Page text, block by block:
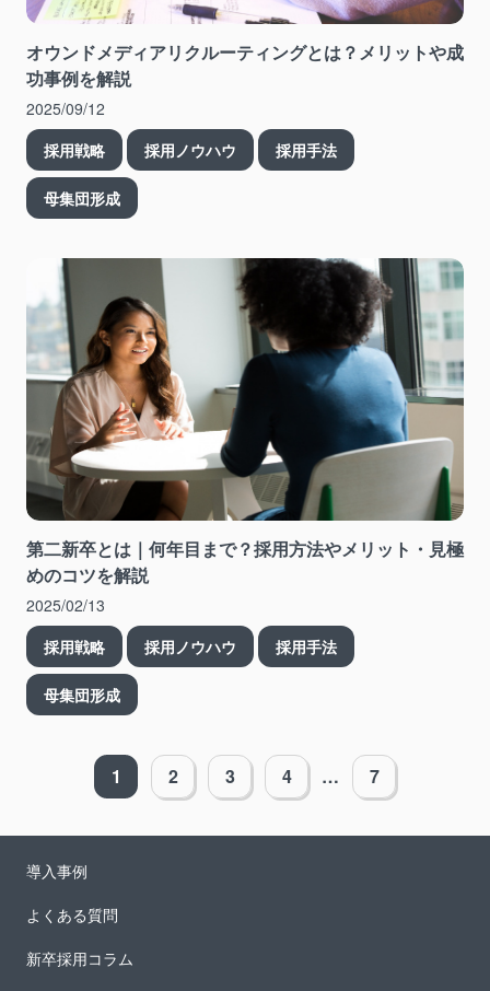
オウンドメディアリクルーティングとは？メリットや成
功事例を解説
2025/09/12
採用戦略
採用ノウハウ 採用手法
母集団形成
第二新卒とは｜何年目まで？採用方法やメリット・見極
めのコツを解説
2025/02/13
採用戦略
採用ノウハウ 採用手法
母集団形成
1 2 3 4 … 7
導入事例
よくある質問
新卒採用コラム